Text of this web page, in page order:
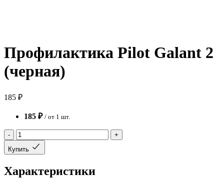
Профилактика Pilot Galant 2
(черная)
185 ₽
185 ₽ / от 1 шт.
-
+
Купить
Характеристики